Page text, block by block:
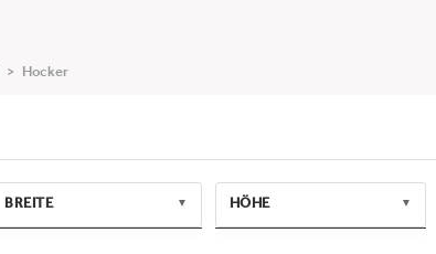
> Hocker
BREITE ▼ HÖHE ▼